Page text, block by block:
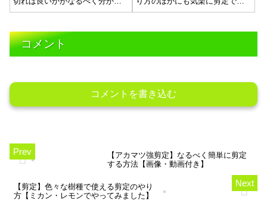
やすいように、項目ごとに分け
す。最後に動画も貼ってありま
すので、観ていただいた方のヒ
ントになれたらいいなと思って
います。
るような考え方などをまとめま
ってしまいますが、なるべく簡
た方のお力添えになれたら嬉し
コメント
コメントを書き込む
【アカマツ強剪定】なるべく簡単に剪定
する方法【画像・動画付き】
【剪定】色々な樹種で使える剪定のやり
方【ミカン・レモンでやってみました】